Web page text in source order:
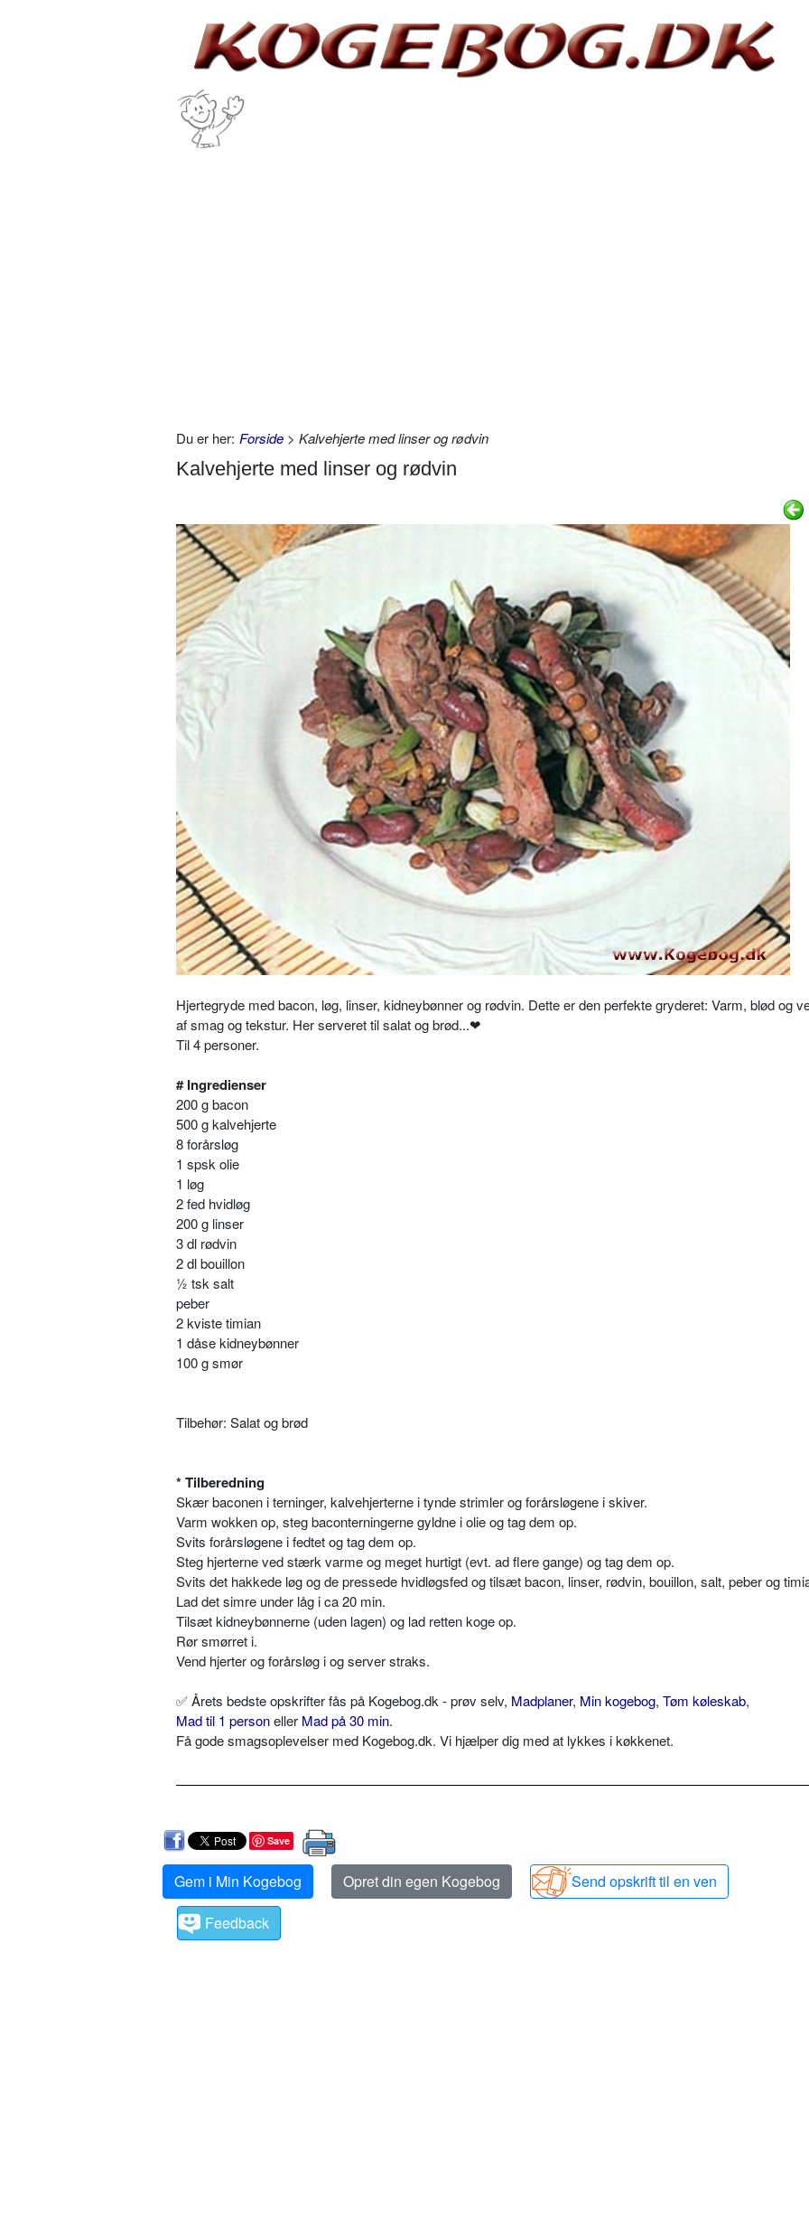
Du er her: Forside > Kalvehjerte med linser og rødvin
Kalvehjerte med linser og rødvin
Hjertegryde med bacon, løg, linser, kidneybønnerog rødvin. Dette er den perfekte gryderet: Varm, blød og
af smag og tekstur. Her serveret til salat og brød...❤
Til 4 personer.
# Ingredienser
200 g bacon
500 g kalvehjerte
8 forårsløg
1 spsk olie
1 løg
2 fed hvidløg
200 g linser
3 dl rødvin
2 dl bouillon
½ tsk salt
peber
2 kviste timian
1 dåse kidneybønner
100 g smør
Tilbehør: Salat og brød
* Tilberedning
Skær baconen i terninger, kalvehjerterne i tynde strimler og forårsløgene i skiver.
Varm wokken op, steg baconterningerne gyldne i olie og tag dem op.
Svits forårsløgene i fedtet og tag dem op.
Steg hjerterne ved stærk varme og meget hurtigt (evt. ad flere gange) og tag dem op.
Svits det hakkede løg og de pressede hvidløgsfed og tilsæt bacon, linser, rødvin, bouillon, salt, peber og
Lad det simre under låg i ca 20 min.
Tilsæt kidneybønnerne (uden lagen) og lad retten koge op.
Rør smørret i.
Vend hjerter og forårsløg i og server straks.
✅Årets bedste opskrifter fås på Kogebog.dk - prøv selv, Madplaner, Min kogebog, Tøm køleskab,
Mad til 1 personeller Mad på 30 min.
Få gode smagsoplevelser med Kogebog.dk. Vi hjælper dig med at lykkes i køkkenet.
Save
Gem i Min Kogebog Opret din egen Kogebog
Send opskrift til en ven
Feedback